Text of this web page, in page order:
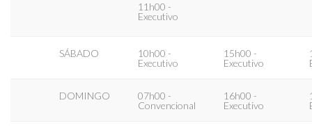
11h00 -
Executivo
SÁBADO
10h00 -
Executivo
15h00 -
Executivo
DOMINGO
07h00 -
Convencional
16h00 -
Executivo